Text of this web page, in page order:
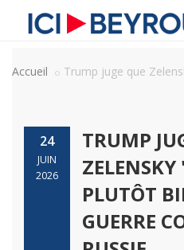
Accueil Trump juge que
24
JUIN
2026
TRUMP
ZELENSKY
PLUTÔT
GUERRE